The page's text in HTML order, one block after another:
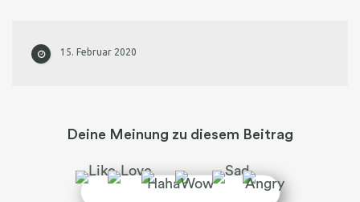
15. Februar 2020
Deine Meinung zu diesem Beitrag